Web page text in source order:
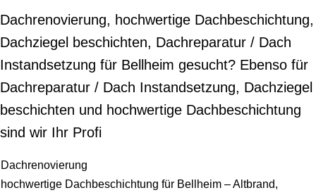
Dachrenovierung, hochwertige Dachbeschichtung,
Dachziegel beschichten, Dachreparatur / Dach
Instandsetzung für Bellheim gesucht? Ebenso für
Dachreparatur / Dach Instandsetzung, Dachziegel
beschichten und hochwertige Dachbeschichtung
sind wir Ihr Profi
Dachrenovierung
hochwertige Dachbeschichtung für Bellheim – Altbrand,